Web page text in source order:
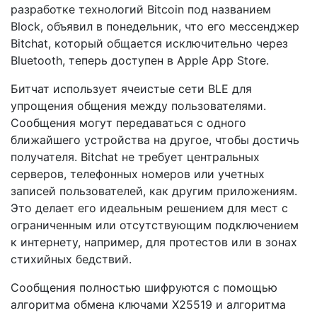
разработке технологий Bitcoin под названием
Block, объявил в понедельник, что его мессенджер
Bitchat, который общается исключительно через
Bluetooth, теперь доступен в Apple App Store.
Битчат использует ячеистые сети BLE для
упрощения общения между пользователями.
Сообщения могут передаваться с одного
ближайшего устройства на другое, чтобы достичь
получателя. Bitchat не требует центральных
серверов, телефонных номеров или учетных
записей пользователей, как другим приложениям.
Это делает его идеальным решением для мест с
ограниченным или отсутствующим подключением
к интернету, например, для протестов или в зонах
стихийных бедствий.
Сообщения полностью шифруются с помощью
алгоритма обмена ключами X25519 и алгоритма